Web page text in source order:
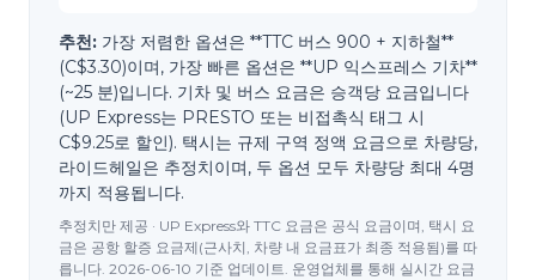
추천: 가장 저렴한 옵션은 **TTC 버스 900 + 지하철**
(C$3.30)이며, 가장 빠른 옵션은 **UP 익스프레스 기차**
(~25 분)입니다. 기차 및 버스 요금은 승객당 요금입니다
(UP Express는 PRESTO 또는 비접촉식 태그 시
C$9.25로 할인). 택시는 규제 구역 정액 요금으로 차량당,
라이드헤일은 추정치이며, 두 옵션 모두 차량당 최대 4명
까지 적용됩니다.
추정치만 제공 · UP Express와 TTC 요금은 공식 요금이며, 택시 요
금은 공항 할증 요금제(근사치, 차량 내 요금표가 최종 적용됨)를 따
릅니다. 2026-06-10 기준 업데이트. 운영업체를 통해 실시간 요금